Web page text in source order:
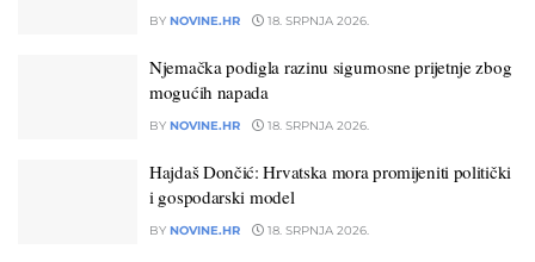
BY NOVINE.HR 18. SRPNJA 2026.
Njemačka podigla razinu sigurnosne prijetnje zbog
mogućih napada
BY NOVINE.HR 18. SRPNJA 2026.
Hajdaš Dončić: Hrvatska mora promijeniti politički
i gospodarski model
BY NOVINE.HR 18. SRPNJA 2026.